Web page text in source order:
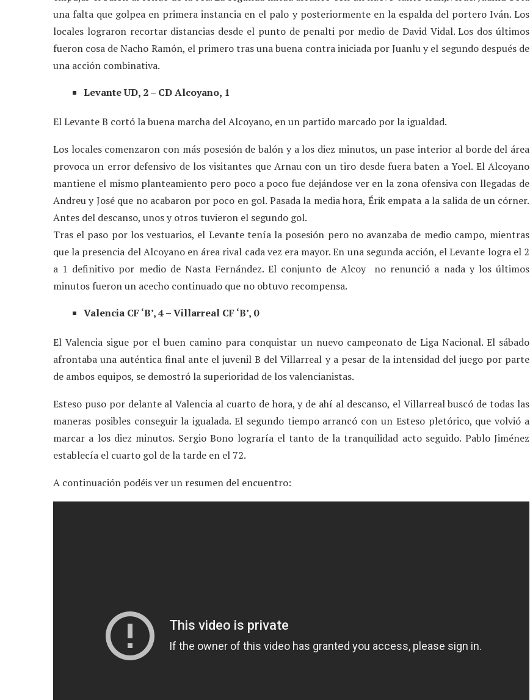
una falta que golpea en primera instancia en el palo y posteriormente en la espalda del portero Iván. Los
locales lograron recortar distancias desde el punto de penalti por medio de David Vidal. Los dos últimos
fueron cosa de Nacho Ramón, el primero tras una buena contra iniciada por Juanlu y el segundo después de
una acción combinativa.
Levante UD, 2 – CD Alcoyano, 1
El Levante B cortó la buena marcha del Alcoyano, en un partido marcado por la igualdad.
Los locales comenzaron con más posesión de balón y a los diez minutos, un pase interior al borde del área
provoca un error defensivo de los visitantes que Arnau con un tiro desde fuera baten a Yoel. El Alcoyano
mantiene el mismo planteamiento pero poco a poco fue dejándose ver en la zona ofensiva con llegadas de
Andreu y José que no acabaron por poco en gol. Pasada la media hora, Érik empata a la salida de un córner.
Antes del descanso, unos y otros tuvieron el segundo gol.
Tras el paso por los vestuarios, el Levante tenía la posesión pero no avanzaba de medio campo, mientras
que la presencia del Alcoyano en área rival cada vez era mayor. En una segunda acción, el Levante logra el 2
a 1 definitivo por medio de Nasta Fernández. El conjunto de Alcoy no renunció a nada y los últimos
minutos fueron un acecho continuado que no obtuvo recompensa.
Valencia CF ‘B’, 4 – Villarreal CF ‘B’, 0
El Valencia sigue por el buen camino para conquistar un nuevo campeonato de Liga Nacional. El sábado
afrontaba una auténtica final ante el juvenil B del Villarreal y a pesar de la intensidad del juego por parte
de ambos equipos, se demostró la superioridad de los valencianistas.
Esteso puso por delante al Valencia al cuarto de hora, y de ahí al descanso, el Villarreal buscó de todas las
maneras posibles conseguir la igualada. El segundo tiempo arrancó con un Esteso pletórico, que volvió a
marcar a los diez minutos. Sergio Bono lograría el tanto de la tranquilidad acto seguido. Pablo Jiménez
establecía el cuarto gol de la tarde en el 72.
A continuación podéis ver un resumen del encuentro: